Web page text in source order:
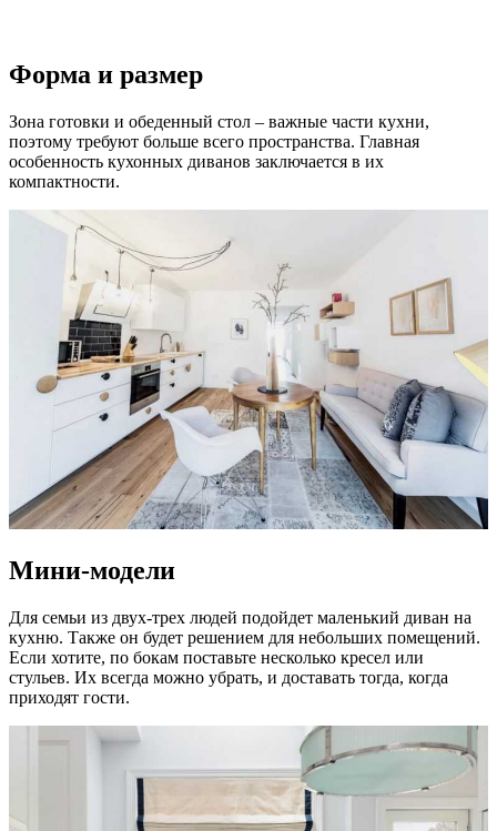
Форма и размер
Зона готовки и обеденный стол – важные части кухни,
поэтому требуют больше всего пространства. Главная
особенность кухонных диванов заключается в их
компактности.
Мини-модели
Для семьи из двух-трех людей подойдет маленький диван на
кухню. Также он будет решением для небольших помещений.
Если хотите, по бокам поставьте несколько кресел или
стульев. Их всегда можно убрать, и доставать тогда, когда
приходят гости.